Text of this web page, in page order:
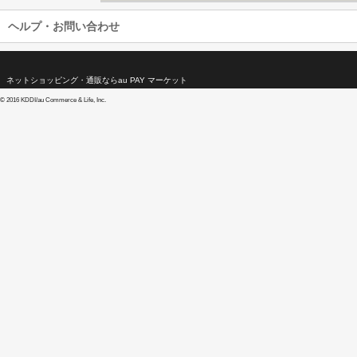
ヘルプ・お問い合わせ
ネットショッピング・通販ならau PAY マーケット
© 2016 KDDI/au Commerce & Life, Inc.